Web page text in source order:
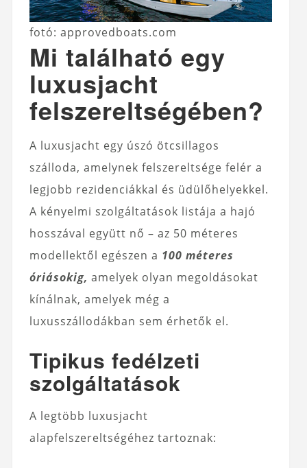
fotó: approvedboats.com
Mi található egy
luxusjacht
felszereltségében?
A luxusjacht egy úszó ötcsillagos
szálloda, amelynek felszereltsége felér a
legjobb rezidenciákkal és üdülőhelyekkel.
A kényelmi szolgáltatások listája a hajó
hosszával együtt nő – az 50 méteres
modellektől egészen a 100 méteres
óriásokig, amelyek olyan megoldásokat
kínálnak, amelyek még a
luxusszállodákban sem érhetők el.
Tipikus fedélzeti
szolgáltatások
A legtöbb luxusjacht
alapfelszereltségéhez tartoznak: